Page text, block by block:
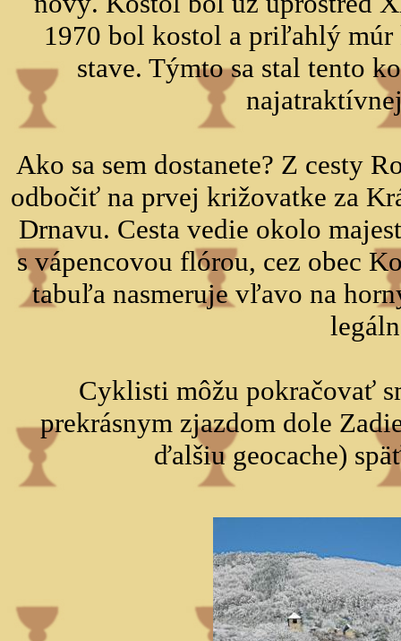
1970 bol kostol a priľahlý
stave. Týmto sa stal tento
Ako sa sem dostanete? Z cesty
odbočiť na prvej križovatke za
Drnavu. Cesta vedie okolo
s vápencovou flórou, cez obec
tabuľa nasmeruje vľavo na
Cyklisti môžu pokračovať
prekrásnym zjazdom dole
ďalšiu geocache)